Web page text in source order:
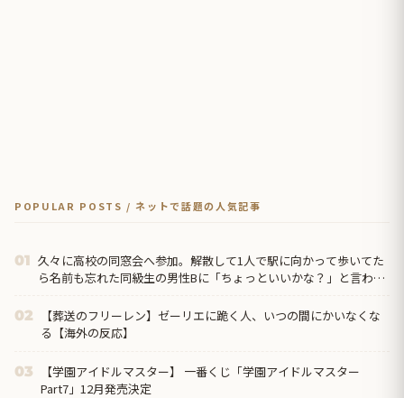
POPULAR POSTS / ネットで話題の人気記事
01 久々に高校の同窓会へ参加。解散して1人で駅に向かって歩いてた
ら名前も忘れた同級生の男性Bに「ちょっといいかな？」と言われ
02
【葬送のフリーレン】ゼーリエに跪く人、いつの間にかいなくな
る【海外の反応】
03
【学園アイドルマスター】 一番くじ「学園アイドルマスター
Part7」12月発売決定